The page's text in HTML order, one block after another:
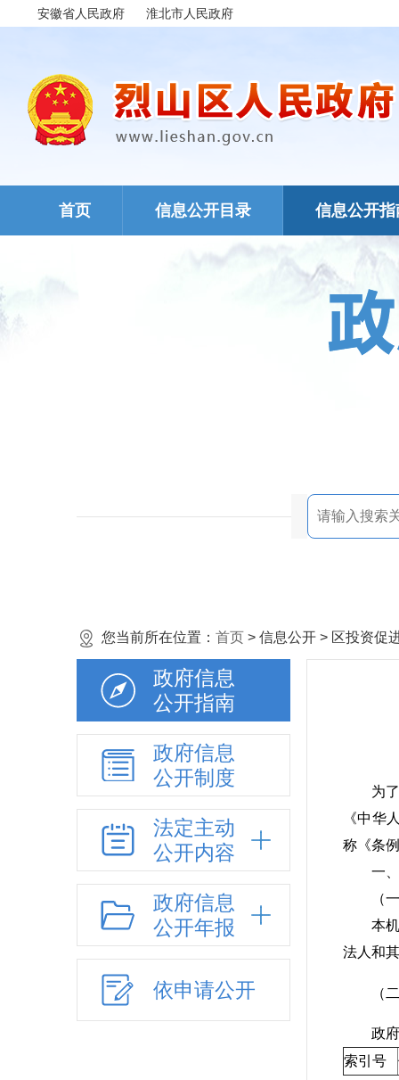
安徽省人民政府 淮北市人民政府
首页 信息公开目录 信息公开指
您当前所在位置： 首页 > 信息公开 > 区投资促
政府信息
公开指南
政府信息
公开制度
法定主动
公开内容
政府信息
公开年报
依申请公开
为
《中华
称《条
一
（
本
法人和
（二
政
索引号